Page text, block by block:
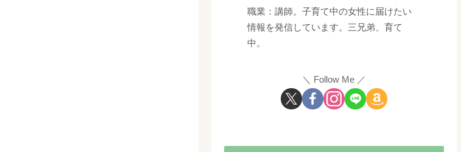
職業：講師。子育て中の女性に届けたい
情報を発信しています。三兄弟、育て
中。
Follow Me